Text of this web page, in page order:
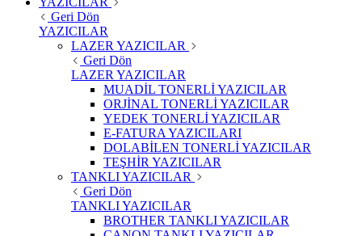
Geri Dön
YAZICILAR
LAZER YAZICILAR
Geri Dön
LAZER YAZICILAR
MUADİL TONERLİ YAZICILAR
ORJİNAL TONERLİ YAZICILAR
YEDEK TONERLİ YAZICILAR
E-FATURA YAZICILARI
DOLABİLEN TONERLİ YAZICILAR
TEŞHİR YAZICILAR
TANKLI YAZICILAR
Geri Dön
TANKLI YAZICILAR
BROTHER TANKLI YAZICILAR